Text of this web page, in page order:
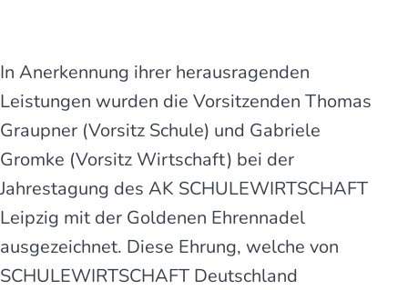
In Anerkennung ihrer herausragenden
Leistungen wurden die Vorsitzenden Thomas
Graupner (Vorsitz Schule) und Gabriele
Gromke (Vorsitz Wirtschaft) bei der
Jahrestagung des AK SCHULE­WIRTSCHAFT
Leipzig mit der Goldenen Ehrennadel
ausgezeichnet. Diese Ehrung, welche von
SCHULE­WIRTSCHAFT Deutschland